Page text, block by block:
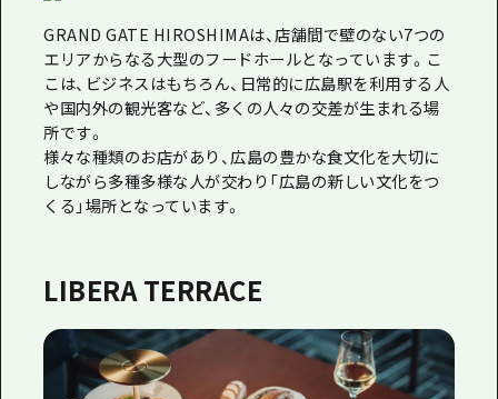
ユニバーサルツーリズム
ガイドブック
広島県の魅力を動画でご紹介！
よくあるご質問
メディア掲載情報
関連リンク
GRAND GATE HIROSHIMAは、店舗間で壁のない7つの
エリアからなる大型のフードホールとなっています。こ
こは、ビジネスはもちろん、日常的に広島駅を利用する人
や国内外の観光客など、多くの人々の交差が生まれる場
所です。
様々な種類のお店があり、広島の豊かな食文化を大切に
しながら多種多様な人が交わり「広島の新しい文化をつ
くる」場所となっています。
LIBERA TERRACE